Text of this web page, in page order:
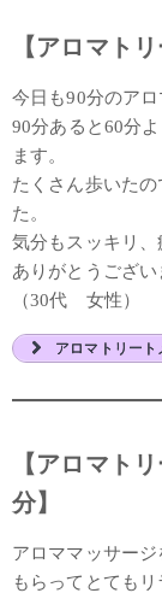
【アロマト
今日も90分のア
90分あると60分
ます。
たくさん歩いた
た。
気分もスッキリ、
ありがとうござい
（30代 女性）
アロマトリート
【アロマト
分】
アロママッサー
もらってとてもリ